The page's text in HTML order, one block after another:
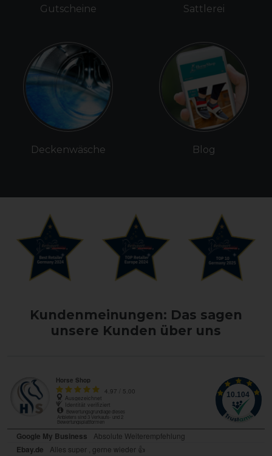
Gutscheine
Deckenwäsche
Sattlerei
Blog
Kundenmeinungen: Das sagen
unsere Kunden über uns